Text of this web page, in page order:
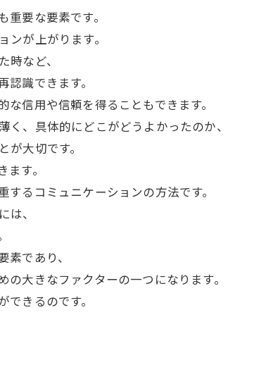
要な要素です。
が上がります。
など、
識できます。
信用や信頼を得ることもできます。
、具体的にどこがどうよかったのか、
大切です。
す。
るコミュニケーションの方法です。
、
であり、
大きなファクターの一つになります。
きるのです。